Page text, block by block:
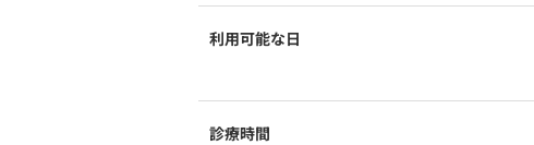
利用可能な日
診療時間